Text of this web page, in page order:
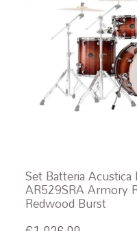
Set Batteria Acustica
AR529SRA Armory
Redwood Burst